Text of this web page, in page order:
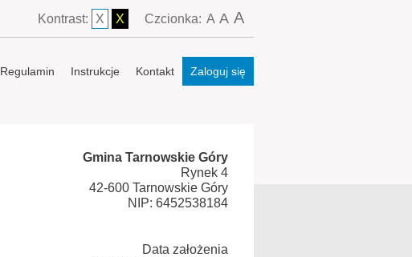
Kontrast: X X Czcionka: A A A
Regulamin Instrukcje Kontakt Zaloguj się
Gmina Tarnowskie Góry
Rynek 4
42-600 Tarnowskie Góry
NIP: 6452538184
Data założenia